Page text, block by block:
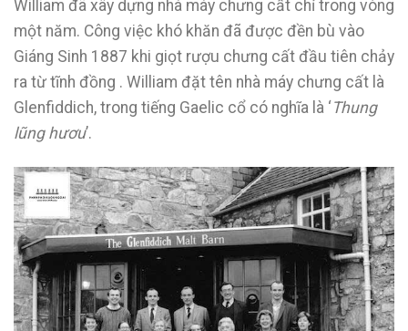
William đã xây dựng nhà máy chưng cất chỉ trong vòng
một năm. Công việc khó khăn đã được đền bù vào
Giáng Sinh 1887 khi giọt rượu chưng cất đầu tiên chảy
ra từ tĩnh đồng . William đặt tên nhà máy chưng cất là
Glenfiddich, trong tiếng Gaelic cổ có nghĩa là ‘Thung
lũng hươu’.